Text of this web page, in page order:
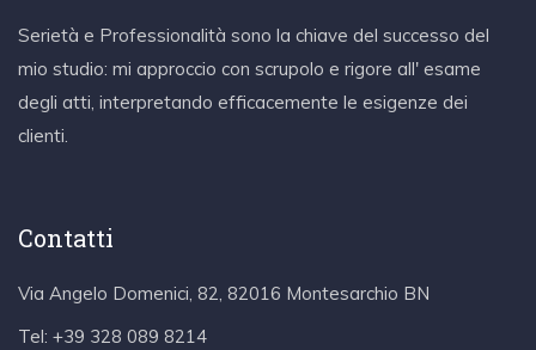
Serietà e Professionalità sono la chiave del successo del
mio studio: mi approccio con scrupolo e rigore all' esame
degli atti, interpretando efficacemente le esigenze dei
clienti.
Contatti
Via Angelo Domenici, 82, 82016 Montesarchio BN
Tel: +39 328 089 8214